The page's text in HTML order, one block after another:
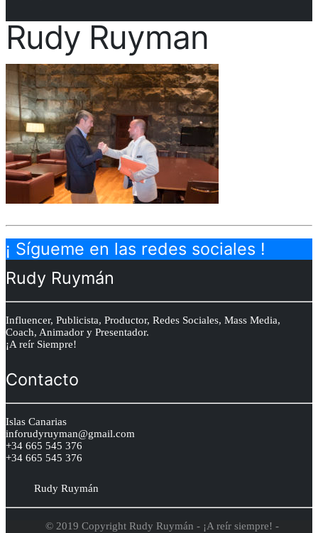
Rudy Ruyman
¡ Sígueme en las redes sociales !
Rudy Ruymán
Influencer, Publicista, Productor, Redes Sociales, Mass Media,
Coach, Animador y Presentador.
¡A reír Siempre!
Contacto
Islas Canarias
inforudyruyman@gmail.com
+34 665 545 376
+34 665 545 376
Rudy Ruymán
© 2019 Copyright Rudy Ruymán - ¡A reír siempre! -